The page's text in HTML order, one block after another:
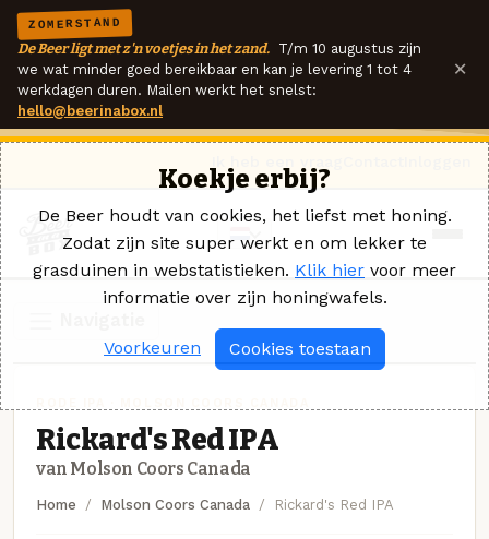
ZOMERSTAND
De Beer ligt met z'n voetjes in het zand. T/m 10 augustus zijn
we wat minder goed bereikbaar en kan je levering 1 tot 4
werkdagen duren. Mailen werkt het snelst:
hello@beerinabox.nl
×
Rickard's Red IPA
van Molson Coors Canada
Home Molson Coors Canada Rickard's Red IPA
Koekje erbij?
De Beer houdt van cookies, het liefst met honing.
Zodat zijn site super werkt en om lekker te
grasduinen in webstatistieken. Klik hier voor meer
informatie over zijn honingwafels.
Voorkeuren Cookies toestaan